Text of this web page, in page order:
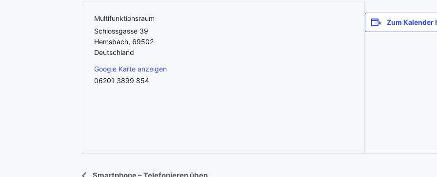
Multifunktionsraum
Schlossgasse 39
Hemsbach, 69502
Deutschland
Google Karte anzeigen
06201 3899 854
Zum Kalender